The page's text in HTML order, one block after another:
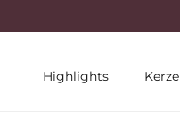
Highlights